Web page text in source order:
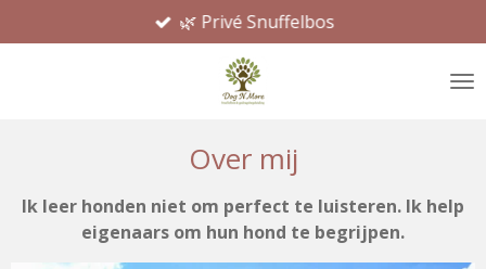
direct
🌿 Privé Snuffelbos
Over mij
Ik leer honden niet om perfect te luisteren. Ik help
eigenaars om hun hond te begrijpen.